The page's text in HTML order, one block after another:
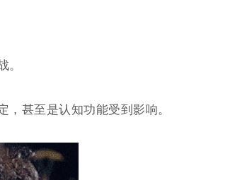
。
，甚至是认知功能受到影响。